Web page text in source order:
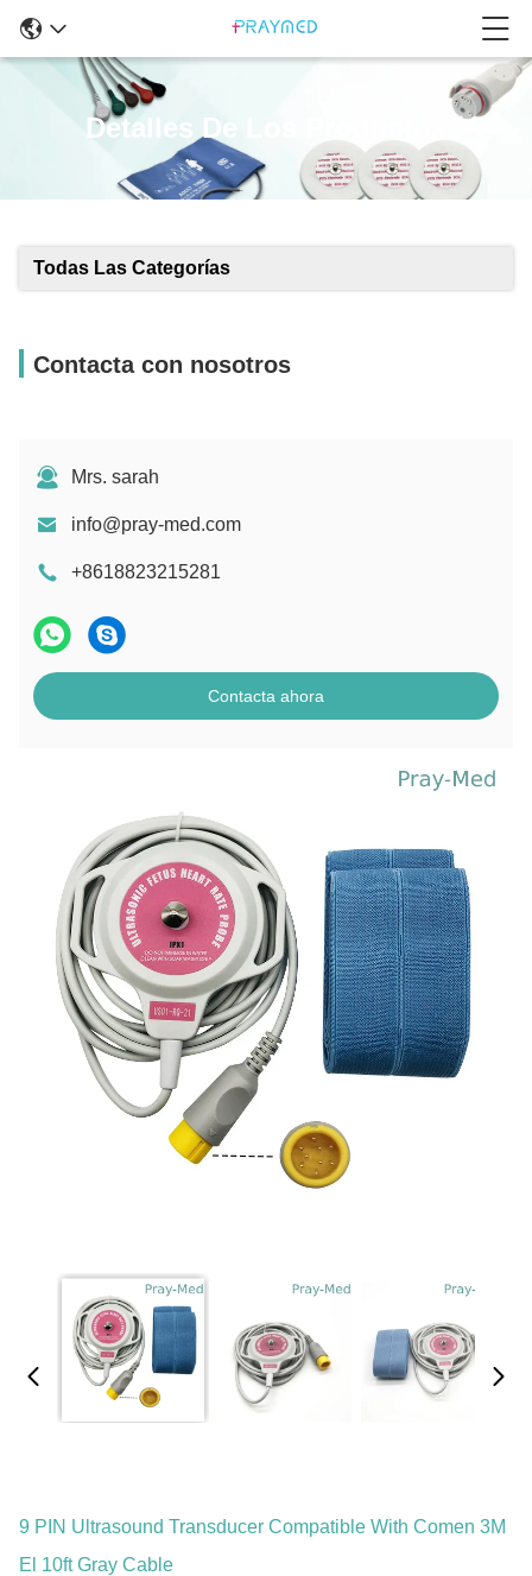
Detalles De Los Productos
Todas Las Categorías
Contacta con nosotros
Mrs. sarah
info@pray-med.com
+8618823215281
Contacta ahora
9 PIN Ultrasound Transducer Compatible With Comen 3M
El 10ft Gray Cable